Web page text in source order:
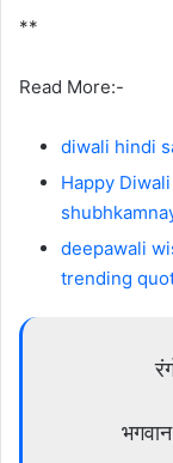
**
Read More:-
diwali hindi
Happy
deepawali
trending